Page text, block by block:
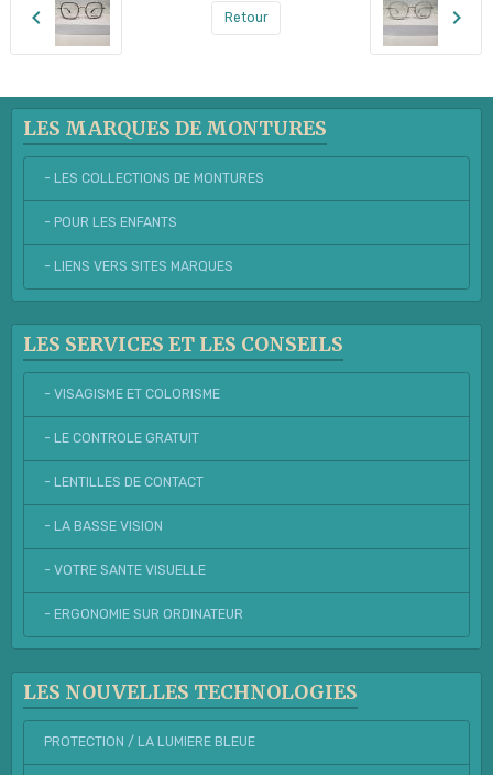
Retour
LES MARQUES DE MONTURES
- LES COLLECTIONS DE MONTURES
- POUR LES ENFANTS
- LIENS VERS SITES MARQUES
LES SERVICES ET LES CONSEILS
- VISAGISME ET COLORISME
- LE CONTROLE GRATUIT
- LENTILLES DE CONTACT
- LA BASSE VISION
- VOTRE SANTE VISUELLE
- ERGONOMIE SUR ORDINATEUR
LES NOUVELLES TECHNOLOGIES
PROTECTION / LA LUMIERE BLEUE